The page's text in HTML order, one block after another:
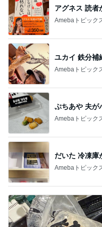
アグネス 読者
Amebaトピック
ユカイ 鉄分補
Amebaトピック
ぷちあや 夫が
Amebaトピック
だいた 冷凍庫
Amebaトピック